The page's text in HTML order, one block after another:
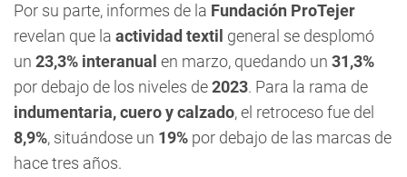
Por su parte, informes de la Fundación ProTejer
revelan que la actividad textil general se desplomó
un 23,3% interanual en marzo, quedando un 31,3%
por debajo de los niveles de2023. Para la rama de
indumentaria, cuero y calzado, el retroceso fue del
8,9%, situándose un 19% por debajo de las marcas de
hace tres años.